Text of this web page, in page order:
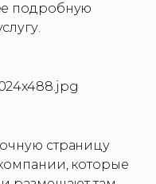
подробную
страницу
которые